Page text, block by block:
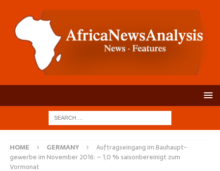
HOME GERMANY
Auftragseingang im Bauhaupt­
gewerbe im November 2016: – 1,0 % saison­bereinigt zum
Vormonat